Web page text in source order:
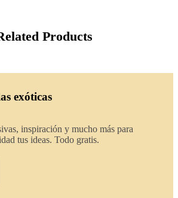
Products
exóticas
inspiración y mucho más para
tus ideas. Todo gratis.